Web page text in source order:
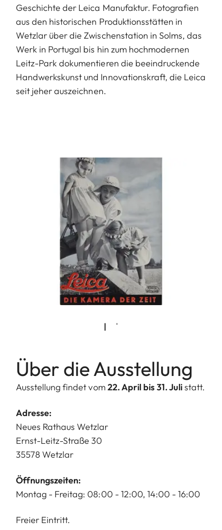
Geschichte der Leica Manufaktur. Fotografien
aus den historischen Produktionsstätten in
Wetzlar über die Zwischenstation in Solms, das
Werk in Portugal bis hin zum hochmodernen
Leitz-Park dokumentieren die beeindruckende
Handwerkskunst und Innovationskraft, die Leica
seit jeher auszeichnen.
Über die Ausstellung
Ausstellung findet vom22. April bis 31. Julistatt.
Adresse:
Neues Rathaus Wetzlar
Ernst-Leitz-Straße 30
35578 Wetzlar
Öffnungszeiten:
Montag - Freitag: 08:00 - 12:00, 14:00 - 16:00
Freier Eintritt.